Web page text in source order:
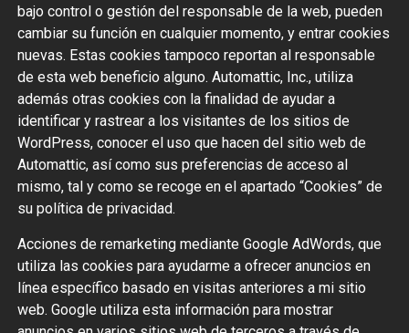
bajo control o gestión del responsable de la web, pueden
cambiar su función en cualquier momento, y entrar cookies
nuevas. Estas cookies tampoco reportan al responsable
de esta web beneficio alguno. Automattic, Inc., utiliza
además otras cookies con la finalidad de ayudar a
identificar y rastrear a los visitantes de los sitios de
WordPress, conocer el uso que hacen del sitio web de
Automattic, así como sus preferencias de acceso al
mismo, tal y como se recoge en el apartado “Cookies” de
su política de privacidad.
Acciones de remarketing mediante Google AdWords, que
utiliza las cookies para ayudarme a ofrecer anuncios en
línea específico basado en visitas anteriores a mi sitio
web. Google utiliza esta información para mostrar